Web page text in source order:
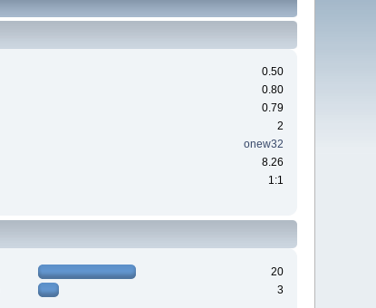
0.50
0.80
0.79
2
onew32
8.26
1:1
20
3